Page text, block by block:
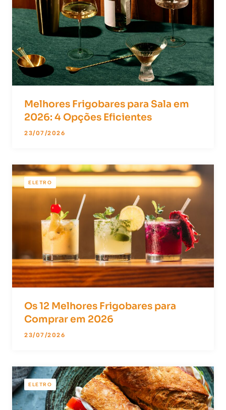
Melhores Frigobares para Sala em
2026: 4 Opções Eficientes
23/07/2026
ELETRO
Os 12 Melhores Frigobares para
Comprar em 2026
23/07/2026
ELETRO